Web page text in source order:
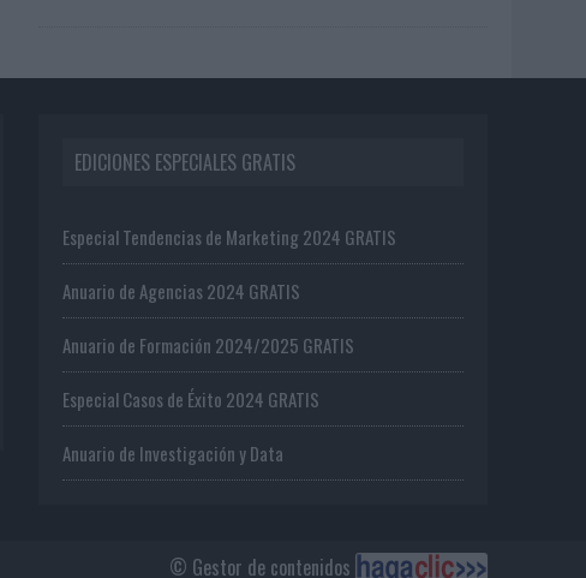
EDICIONES ESPECIALES GRATIS
Especial Tendencias de Marketing 2024 GRATIS
Anuario de Agencias 2024 GRATIS
Anuario de Formación 2024/2025 GRATIS
Especial Casos de Éxito 2024 GRATIS
Anuario de Investigación y Data
© Gestor de contenidos